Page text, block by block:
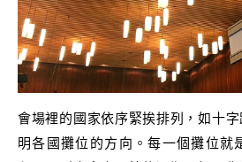
會場裡的國家依序緊挨排列，如十
明各國攤位的方向。每一個攤位就